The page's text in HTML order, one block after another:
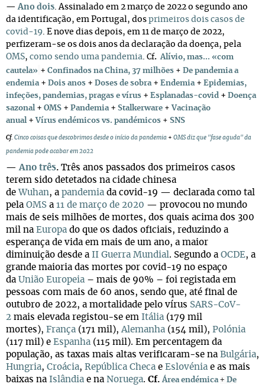
— Ano dois.Assinalado em 2 março de 2022 o segundo ano
da identificação, em Portugal, dos primeiros dois casos de
covid-19. E nove dias depois, em 11 de março de 2022,
perfizeram-se os dois anos da declaração da doença, pela
OMS, como sendo uma pandemia. Cf. Alívio, mas... «com
cautela» + Confinados na China, 37 milhões + De pandemia a
endemia + Dois anos + Doses de sobra + Endemia + Epidemias,
infeções, pandemias, pragas e vírus + Esplanadas-covid + Doença
sazonal + OMS + Pandemia + Stalkerware + Vacinação
anual + Vírus endémicos vs. pandémicos + SNS
Cf. Cinco coisas que descobrimos desde o início da pandemia + OMS diz que "fase aguda" da
pandemia pode acabar em 2022
— Ano três. Três anos passados dos primeiros casos
terem sido detetados na cidade chinesa
de Wuhan, a pandemia da covid-19 — declarada como tal
pela OMS a 11 de março de 2020 — provocou no mundo
mais de seis milhões de mortes, dos quais acima dos 300
mil na Europa do que os dados oficiais, reduzindo a
esperança de vida em mais de um ano, a maior
diminuição desde a II Guerra Mundial. Segundo a OCDE, a
grande maioria das mortes por covid-19 no espaço
da União Europeia – mais de 90% – foi registada em
pessoas com mais de 60 anos, sendo que, até final de
outubro de 2022, a mortalidade pelo vírus SARS-CoV-
2 mais elevada registou-se em Itália (179 mil
mortes), França (171 mil),Alemanha (154 mil), Polónia
(117 mil) e Espanha (115 mil). Em percentagem da
população, as taxas mais altas verificaram-se na Bulgária,
Hungria, Croácia, República Checa e Eslovénia e as mais
baixas na Islândia e na Noruega. Cf.Área endémica + De